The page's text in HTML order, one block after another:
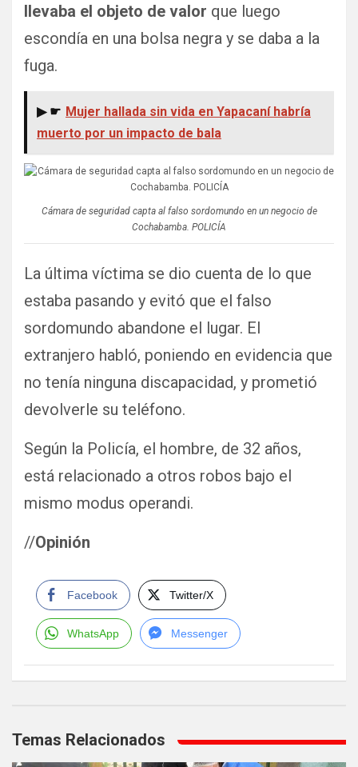
llevaba el objeto de valor que luego
escondía en una bolsa negra y se daba a la
fuga.
▶ ☛ Mujer hallada sin vida en Yapacaní habría
muerto por un impacto de bala
Cámara de seguridad capta al falso sordomundo en un negocio de
Cochabamba. POLICÍA
La última víctima se dio cuenta de lo que
estaba pasando y evitó que el falso
sordomundo abandone el lugar. El
extranjero habló, poniendo en evidencia que
no tenía ninguna discapacidad, y prometió
devolverle su teléfono.
Según la Policía, el hombre, de 32 años,
está relacionado a otros robos bajo el
mismo modus operandi.
//Opinión
Facebook Twitter/X
WhatsApp Messenger
de
Temas Relacionados